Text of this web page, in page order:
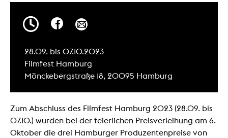
28.09. bis 07.10.2023
Filmfest Hamburg
Mönckebergstraße 18, 20095 Hamburg
Zum Abschluss des Filmfest Hamburg 2023 (28.09. bis
07.10.) wurden bei der feierlichen Preisverleihung am 6.
Oktober die drei Hamburger Produzentenpreise von